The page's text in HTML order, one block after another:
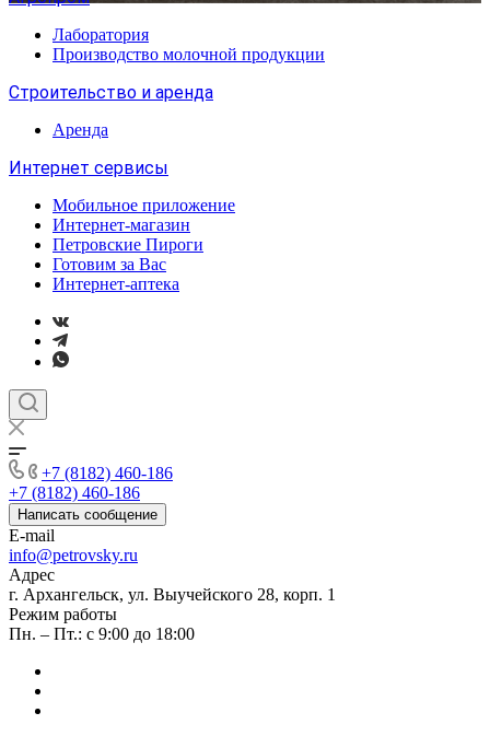
Лаборатория
Производство молочной продукции
Строительство и аренда
Аренда
Интернет сервисы
Мобильное приложение
Интернет-магазин
Петровские Пироги
Готовим за Вас
Интернет-аптека
+7 (8182) 460-186
+7 (8182) 460-186
Написать сообщение
E-mail
info@petrovsky.ru
Адрес
г. Архангельск, ул. Выучейского 28, корп. 1
Режим работы
Пн. – Пт.: с 9:00 до 18:00